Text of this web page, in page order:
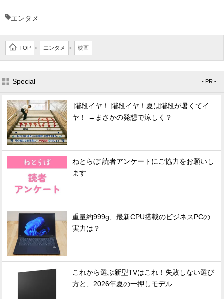
エンタメ
TOP > エンタメ > 映画
Special - PR -
階段イヤ！ 階段イヤ！夏は階段が暑くてイ
ヤ！ →まさかの発想で涼しく？
ねとらぼ 読者アンケートにご協力をお願いし
ます
重量約999g、最新CPU搭載のビジネスPCの
実力は？
これから選ぶ新型TVはこれ！失敗しない選び
方と、2026年夏の一押しモデル